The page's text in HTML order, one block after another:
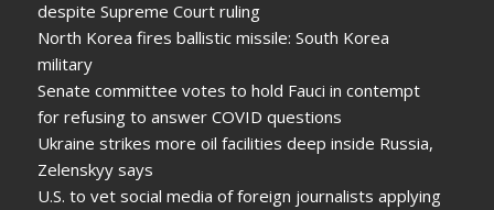
despite Supreme Court ruling
North Korea fires ballistic missile: South Korea
military
Senate committee votes to hold Fauci in contempt
for refusing to answer COVID questions
Ukraine strikes more oil facilities deep inside Russia,
Zelenskyy says
U.S. to vet social media of foreign journalists applying